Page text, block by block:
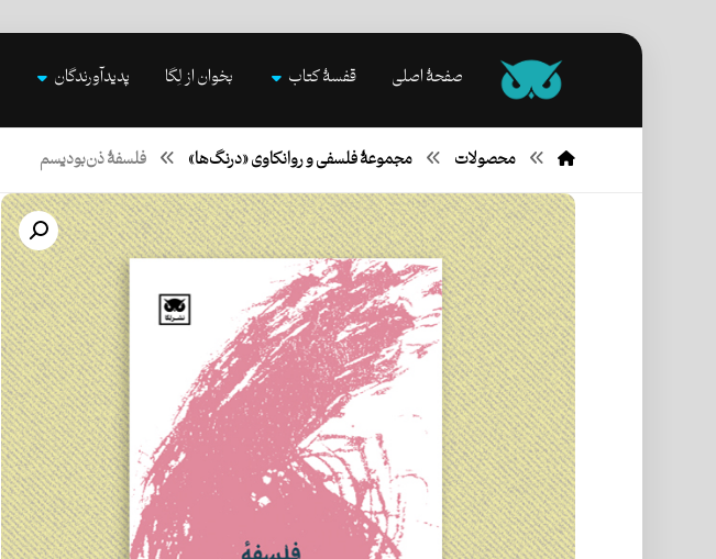
صفحۀ اصلی قفسۀ کتاب بخوان از لِگا پدیدآورندگان
محصولات مجموعۀ فلسفی و روانکاوی «درنگ‌ها» فلسفۀ ذن‌بودیسم